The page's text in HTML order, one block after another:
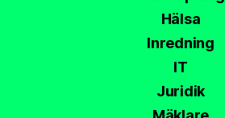
Hälsa
Inredning
IT
Juridik